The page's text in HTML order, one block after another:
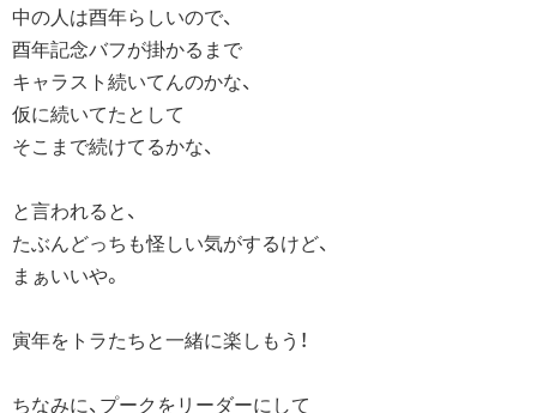
中の人は酉年らしいので、
酉年記念バフが掛かるまで
キャラスト続いてんのかな、
仮に続いてたとして
そこまで続けてるかな、
と言われると、
たぶんどっちも怪しい気がするけど、
まぁいいや。
寅年をトラたちと一緒に楽しもう！
ちなみに、プークをリーダーにして